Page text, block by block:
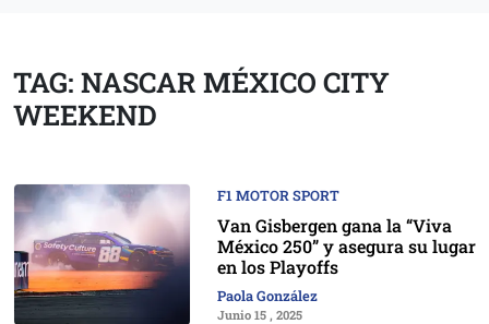
TAG: NASCAR MÉXICO CITY
WEEKEND
F1 MOTOR SPORT
Van Gisbergen gana la “Viva
México 250” y asegura su lugar
en los Playoffs
Paola González
Junio 15 , 2025